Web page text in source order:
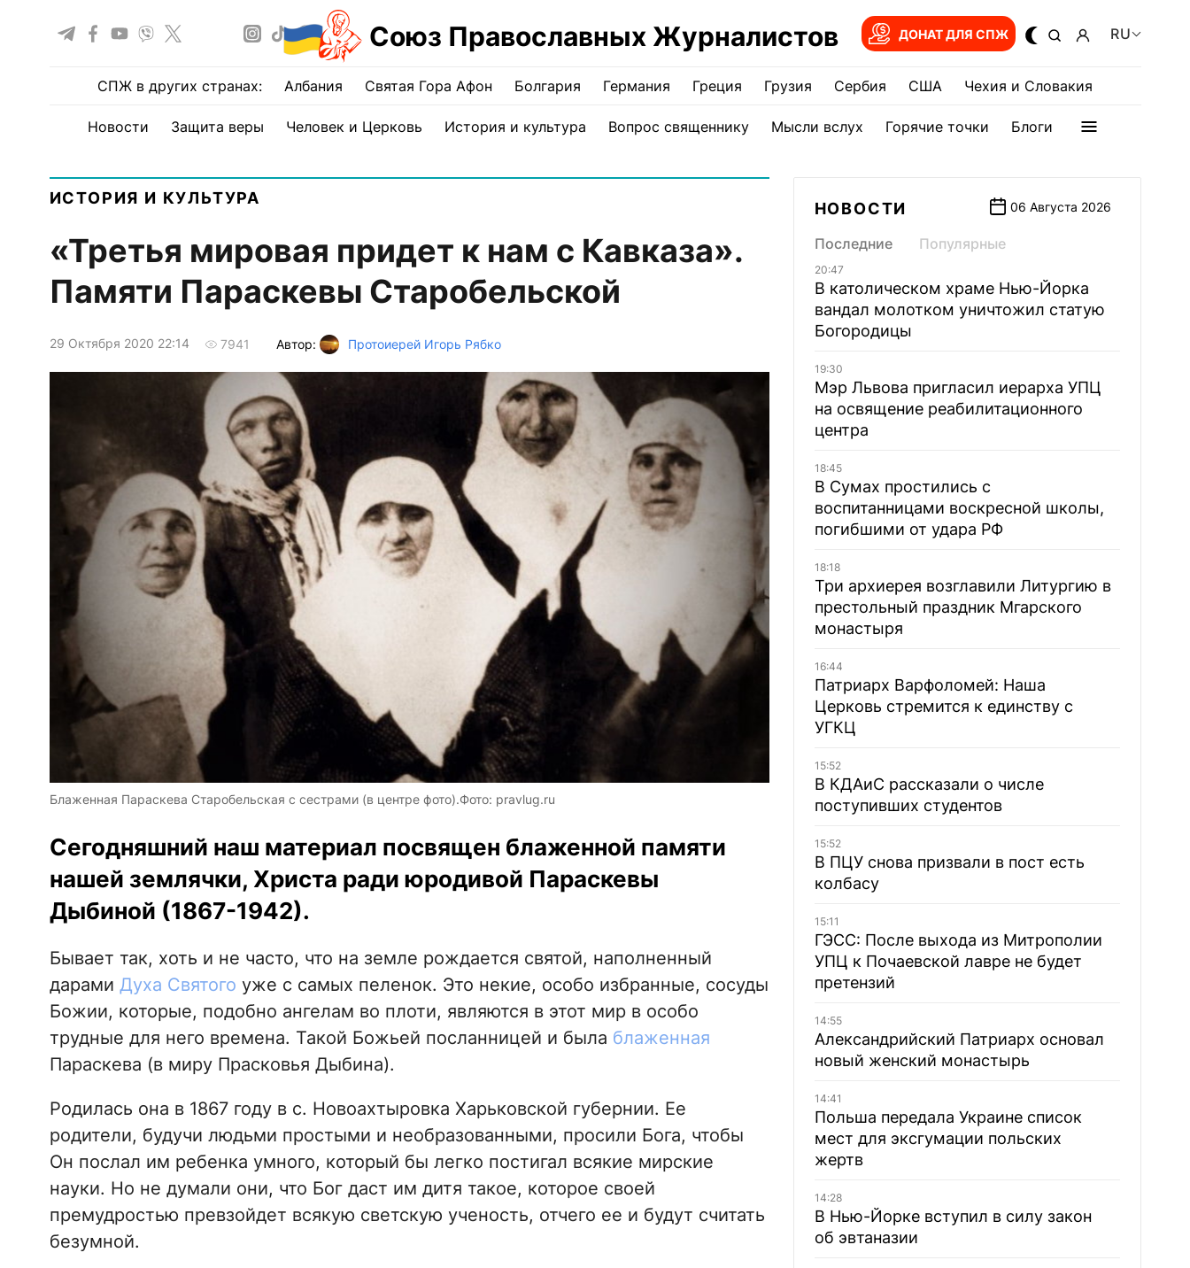
Союз Православных Журналистов ДОНАТ ДЛЯ СПЖ RU
СПЖ в других странах: Албания Святая Гора Афон Болгария Германия Греция Грузия Сербия США Чехия и Словакия
Новости Защита веры Человек и Церковь История и культура Вопрос священнику Мысли вслух Горячие точки Блоги
ИСТОРИЯ И КУЛЬТУРА
«Третья мировая придет к нам с Кавказа».
Памяти Параскевы Старобельской
29 Октября 2020 22:14 7941 Автор: Протоиерей Игорь Рябко
Блаженная Параскева Старобельская с сестрами (в центре фото).Фото: pravlug.ru
Сегодняшний наш материал посвящен блаженной памяти
нашей землячки, Христа ради юродивой Параскевы
Дыбиной (1867-1942).
Бывает так, хоть и не часто, что на земле рождается святой, наполненный
дарами Духа Святого уже с самых пеленок. Это некие, особо избранные, сосуды
Божии, которые, подобно ангелам во плоти, являются в этот мир в особо
трудные для него времена. Такой Божьей посланницей и была блаженная
Параскева (в миру Прасковья Дыбина).
Родилась она в 1867 году в с. Новоахтыровка Харьковской губернии. Ее
родители, будучи людьми простыми и необразованными, просили Бога, чтобы
Он послал им ребенка умного, который бы легко постигал всякие мирские
науки. Но не думали они, что Бог даст им дитя такое, которое своей
премудростью превзойдет всякую светскую ученость, отчего ее и будут считать
безумной.
НОВОСТИ 06 Августа 2026
Последние Популярные
20:47
В католическом храме Нью-Йорка
вандал молотком уничтожил статую
Богородицы
19:30
Мэр Львова пригласил иерарха УПЦ
на освящение реабилитационного
центра
18:45
В Сумах простились с
воспитанницами воскресной школы,
погибшими от удара РФ
18:18
Три архиерея возглавили Литургию в
престольный праздник Мгарского
монастыря
16:44
Патриарх Варфоломей: Наша
Церковь стремится к единству с
УГКЦ
15:52
В КДАиС рассказали о числе
поступивших студентов
15:52
В ПЦУ снова призвали в пост есть
колбасу
15:11
ГЭСС: После выхода из Митрополии
УПЦ к Почаевской лавре не будет
претензий
14:55
Александрийский Патриарх основал
новый женский монастырь
14:41
Польша передала Украине список
мест для эксгумации польских
жертв
14:28
В Нью-Йорке вступил в силу закон
об эвтаназии